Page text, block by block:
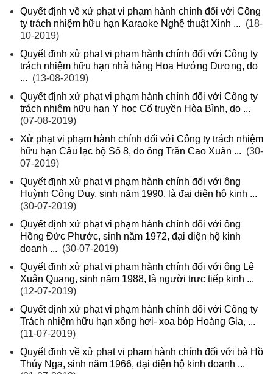
Quyết định về xử phạt vi phạm hành chính đối với Công
ty trách nhiệm hữu hạn Karaoke Nghệ thuật Xinh ... (18-
10-2019)
Quyết định xử phạt vi phạm hành chính đối với Công ty
trách nhiệm hữu hạn nhà hàng Hoa Hướng Dương, do
... (13-08-2019)
Quyết định xử phạt vi phạm hành chính đối với Công ty
trách nhiệm hữu hạn Y học Cổ truyền Hòa Bình, do ...
(07-08-2019)
Xử phạt vi phạm hành chính đối với Công ty trách nhiệm
hữu hạn Câu lạc bộ Số 8, do ông Trần Cao Xuân ... (30-
07-2019)
Quyết định xử phạt vi phạm hành chính đối với ông
Huỳnh Công Duy, sinh năm 1990, là đại diện hộ kinh ...
(30-07-2019)
Quyết định xử phạt vi phạm hành chính đối với ông
Hồng Đức Phước, sinh năm 1972, đại diện hộ kinh
doanh ... (30-07-2019)
Quyết định xử phạt vi phạm hành chính đối với ông Lê
Xuân Quang, sinh năm 1988, là người trực tiếp kinh ...
(12-07-2019)
Quyết định xử phạt vi phạm hành chính đối với Công ty
Trách nhiệm hữu hạn xông hơi- xoa bóp Hoàng Gia, ...
(11-07-2019)
Quyết định về xử phạt vi phạm hành chính đối với bà Hồ
Thúy Nga, sinh năm 1966, đại diện hộ kinh doanh ...